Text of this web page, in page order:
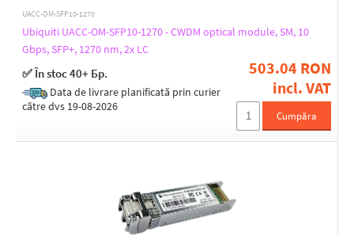
UACC-OM-SFP10-1270
Ubiquiti UACC-OM-SFP10-1270 - CWDM optical module, SM, 10
Gbps, SFP+, 1270 nm, 2x LC
✅ În stoc 40+ Бр.
Data de livrare planificată prin curier
către dvs 19-08-2026
503.04 RON
incl. VAT
Cumpăra